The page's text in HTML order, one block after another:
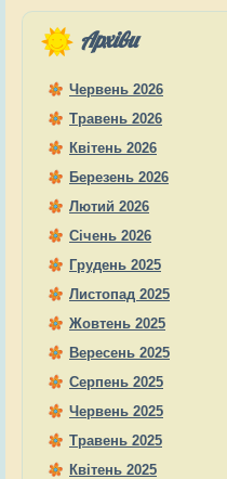
Архіви
Червень 2026
Травень 2026
Квітень 2026
Березень 2026
Лютий 2026
Січень 2026
Грудень 2025
Листопад 2025
Жовтень 2025
Вересень 2025
Серпень 2025
Червень 2025
Травень 2025
Квітень 2025